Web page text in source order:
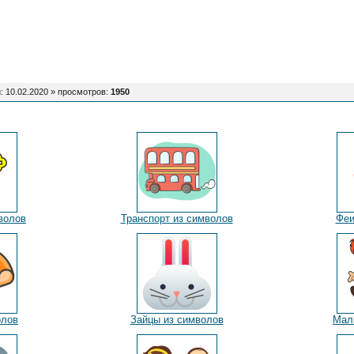
10.02.2020 » просмотров: 1950
Транспорт из символов
Зайцы из символов